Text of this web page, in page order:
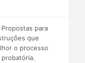
Propostas para
que
o processo
probatória.